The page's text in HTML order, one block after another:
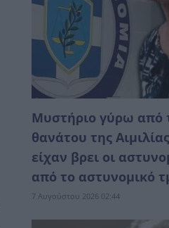
Mυστήριο γύρω από
θανάτου της
είχαν βρει οι
από το αστυνομικό
7 Αυγούστου 2026 02:44